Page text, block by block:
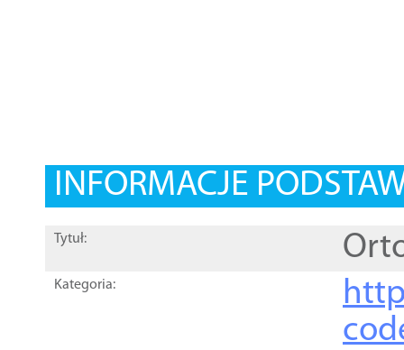
INFORMACJE
Tytuł:
Kategoria: